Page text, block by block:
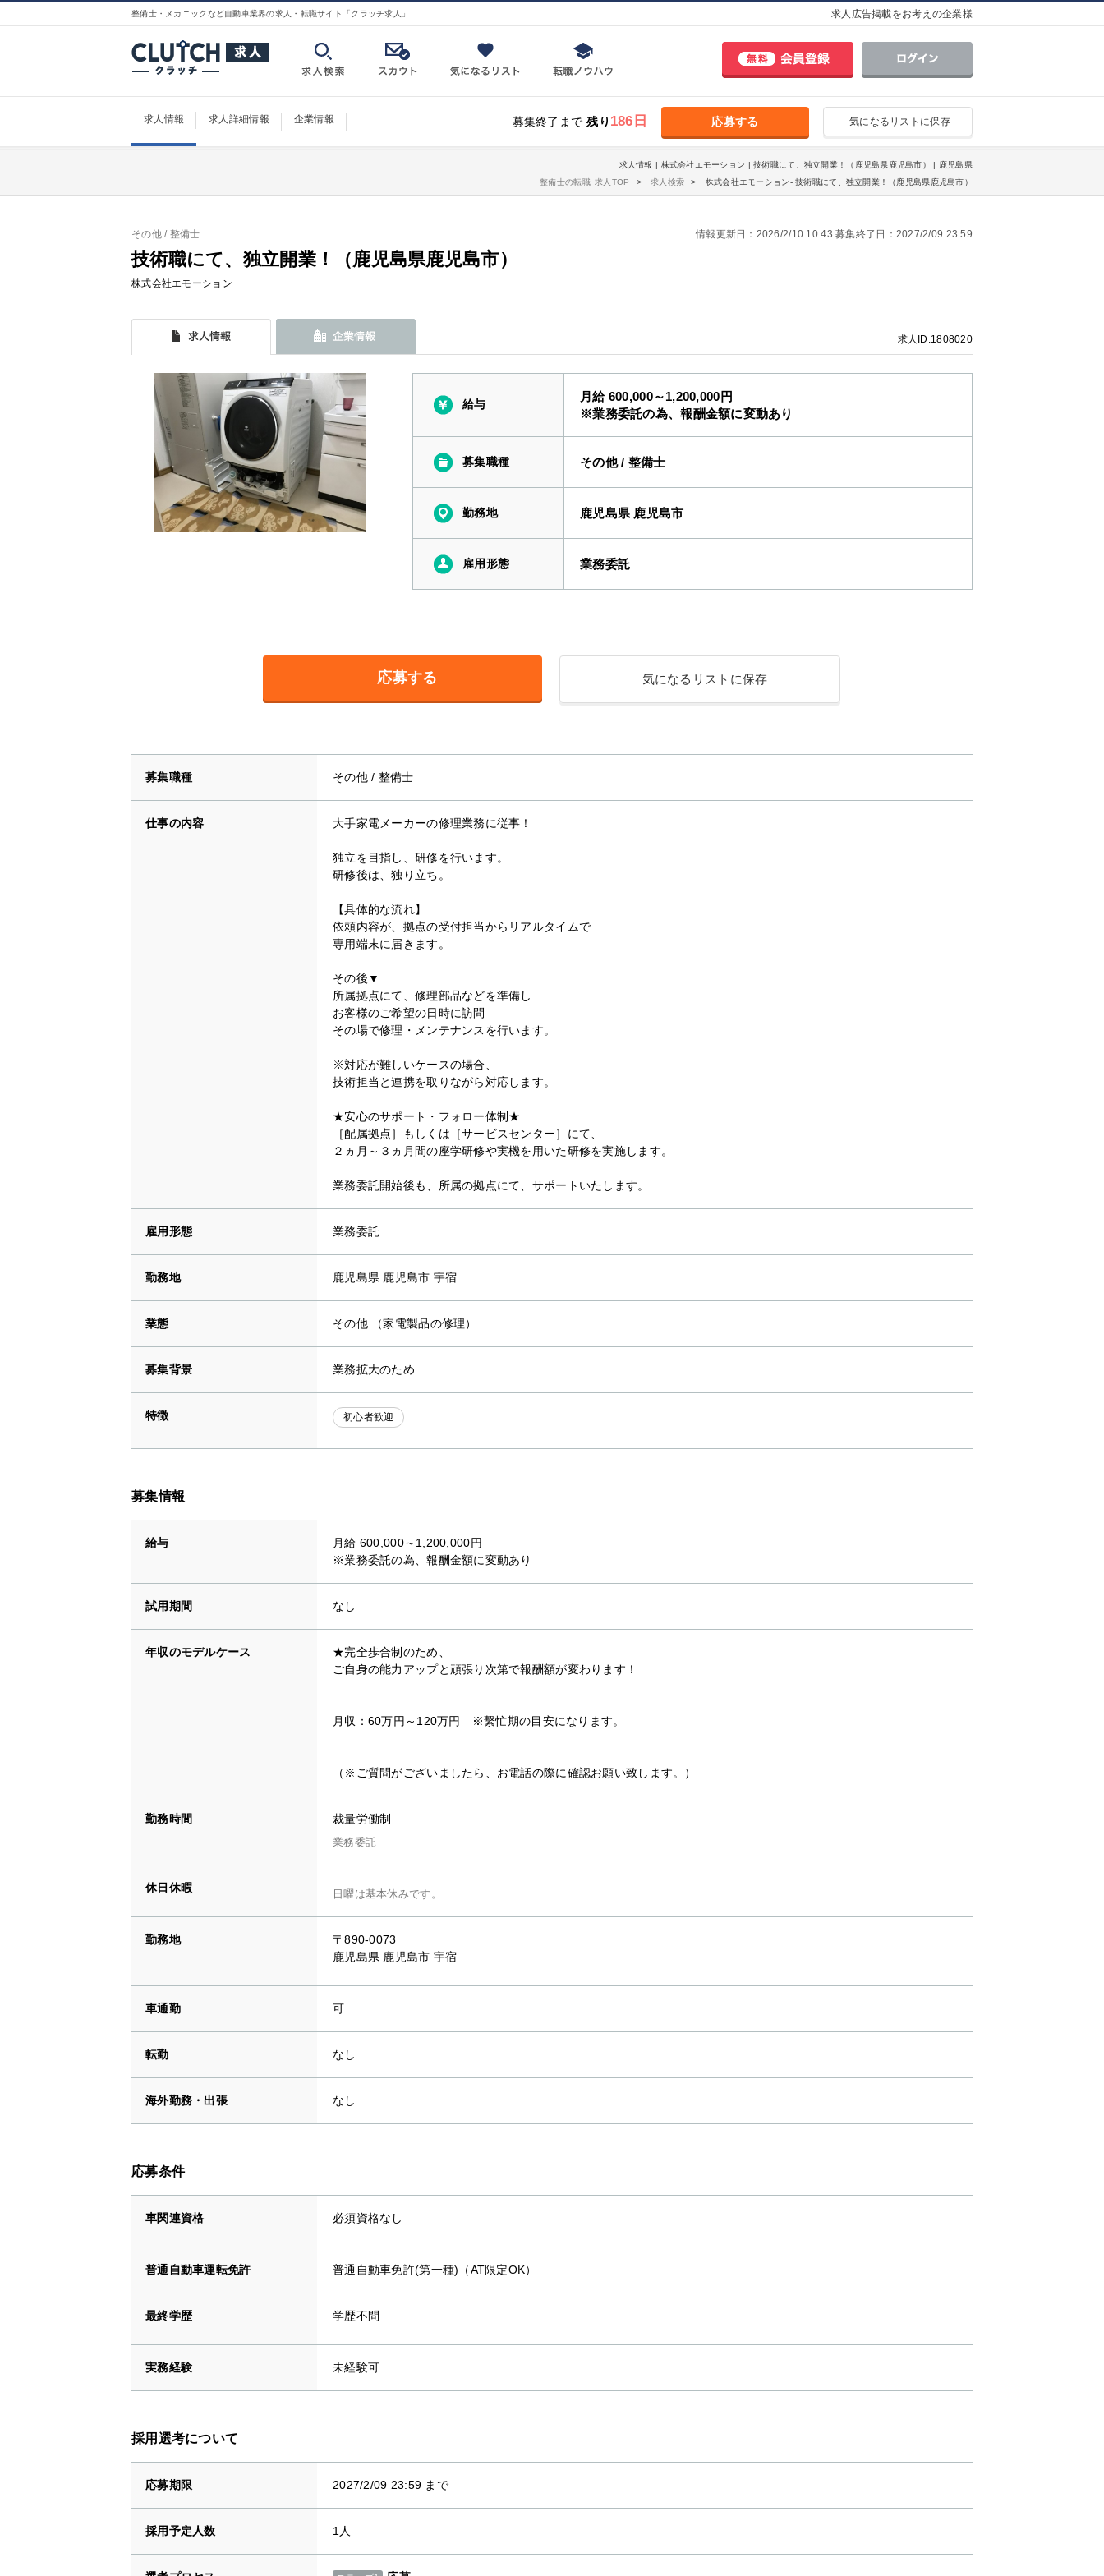
整備士・メカニックなど自動車業界の求人・転職サイト「クラッチ求人」 求人広告掲載をお考えの企業様
求人情報 求人詳細情報 企業情報 気になるリストに保存
応募する
募集終了まで 残り 186日
求人情報 | 株式会社エモーション | 技術職にて、独立開業！（鹿児島県鹿児島市） | 鹿児島県
整備士の転職･求人TOP
求人検索 株式会社エモーション- 技術職にて、独立開業！（鹿児島県鹿児島市）
情報更新日：2026/2/10 10:43 募集終了日：2027/2/09 23:59
その他 / 整備士
技術職にて、独立開業！（鹿児島県鹿児島市）
株式会社エモーション
求人ID.1808020
給与
月給 600,000～1,200,000円
※業務委託の為、報酬金額に変動あり
募集職種 その他/ 整備士
勤務地 鹿児島県 鹿児島市
雇用形態 業務委託
応募する 気になるリストに保存
募集職種 その他/ 整備士
仕事の内容 大手家電メーカーの修理業務に従事！
独立を目指し、研修を行います。
研修後は、独り立ち。
【具体的な流れ】
依頼内容が、拠点の受付担当からリアルタイムで
専用端末に届きます。
その後▼
所属拠点にて、修理部品などを準備し
お客様のご希望の日時に訪問
その場で修理・メンテナンスを行います。
※対応が難しいケースの場合、
技術担当と連携を取りながら対応します。
★安心のサポート・フォロー体制★
［配属拠点］もしくは［サービスセンター］にて、
２ヵ月～３ヵ月間の座学研修や実機を用いた研修を実施します。
業務委託開始後も、所属の拠点にて、サポートいたします。
雇用形態 業務委託
勤務地 鹿児島県 鹿児島市 宇宿
業態 その他 （家電製品の修理）
募集背景 業務拡大のため
特徴 初心者歓迎
募集情報
給与
月給 600,000～1,200,000円
※業務委託の為、報酬金額に変動あり
試用期間 なし
年収のモデルケース
★完全歩合制のため、
ご自身の能力アップと頑張り次第で報酬額が変わります！
月収：60万円～120万円 ※繫忙期の目安になります。
（※ご質問がございましたら、お電話の際に確認お願い致します。）
勤務時間 裁量労働制
業務委託
休日休暇 日曜は基本休みです。
勤務地
〒890-0073
鹿児島県 鹿児島市 宇宿
車通勤 可
転勤 なし
海外勤務・出張 なし
応募条件
車関連資格 必須資格なし
普通自動車運転免許 普通自動車免許(第一種)（AT限定OK）
最終学歴 学歴不問
実務経験 未経験可
採用選考について
応募期限 2027/2/09 23:59 まで
採用予定人数 1人